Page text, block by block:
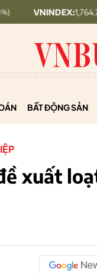
1,764.78 19.87 (1.11%)
BẤT ĐỘNG SẢN
xuất